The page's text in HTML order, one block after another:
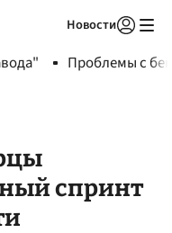
Новости
Проблемы с
спринт